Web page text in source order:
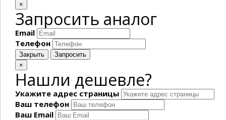
×
Запросить аналог
Email
Телефон
Закрыть
Запросить
×
Нашли дешевле?
Укажите адрес страницы
Ваш телефон
Ваш Email